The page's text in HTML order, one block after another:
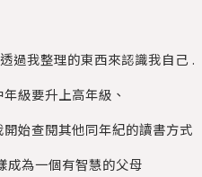
過我整理的東西來認識我自己 .
級要升上高年級、
始查閱其他同年紀的讀書方式
成為一個有智慧的父母